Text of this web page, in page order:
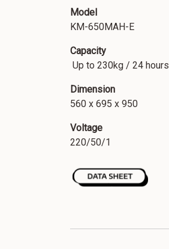
Model
KM-650MAH-E
Capacity
Up to 230kg / 24 hours
Dimension
560 x 695 x 950
Voltage
220/50/1